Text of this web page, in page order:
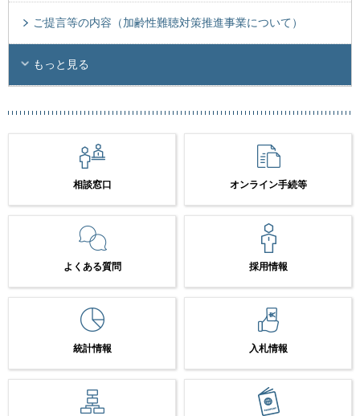
ご提言等の内容（加齢性難聴対策推進事業について）
もっと見る
相談窓口 オンライン手続等
よくある質問 採用情報
統計情報 入札情報